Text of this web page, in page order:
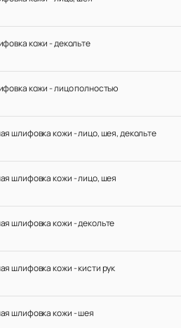
кожи - декольте
кожи - лицо полностью
шлифовка кожи - лицо, шея, декольте
шлифовка кожи - лицо, шея
шлифовка кожи - декольте
шлифовка кожи - кисти рук
шлифовка кожи - шея